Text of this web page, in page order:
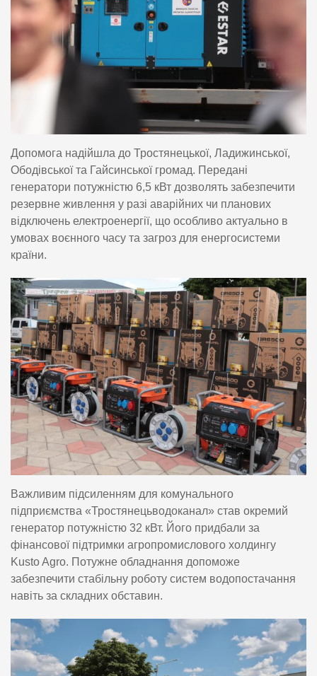
Допомога надійшла до Тростянецької, Ладижинської,
Ободівської та Гайсинської громад. Передані
генератори потужністю 6,5 кВт дозволять забезпечити
резервне живлення у разі аварійних чи планових
відключень електроенергії, що особливо актуально в
умовах воєнного часу та загроз для енергосистеми
країни.
Важливим підсиленням для комунального
підприємства «Тростянецьводоканал» став окремий
генератор потужністю 32 кВт. Його придбали за
фінансової підтримки агропромислового холдингу
Kusto Agro. Потужне обладнання допоможе
забезпечити стабільну роботу систем водопостачання
навіть за складних обставин.